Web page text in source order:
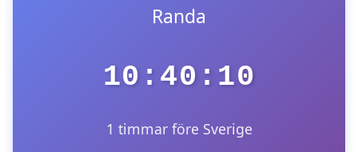
Randa
10:40:10
1 timmar före Sverige